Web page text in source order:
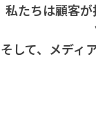
私たちは顧客
そして、メディ